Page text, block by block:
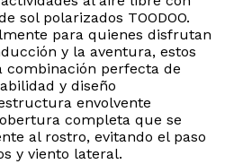
sol polarizados TOODOO.
para quienes disfrutan
y la aventura, estos
combinación perfecta de
y diseño
envolvente
completa que se
al rostro, evitando el paso
y viento lateral.